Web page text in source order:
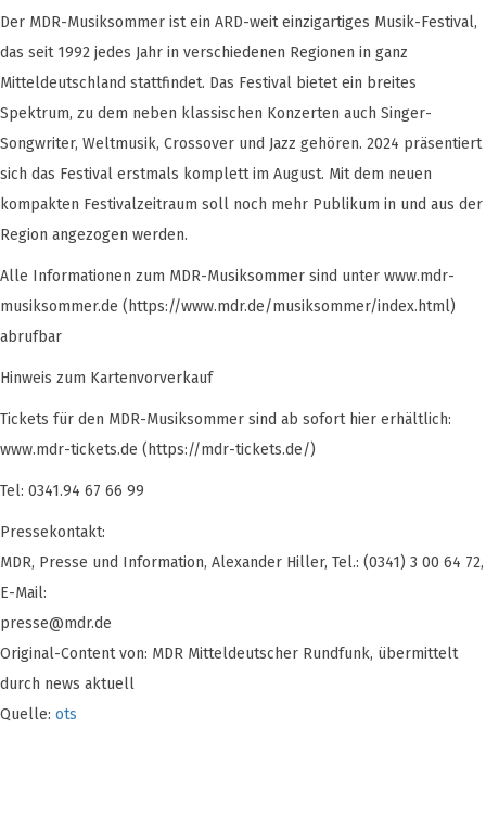
Der MDR-Musiksommer ist ein ARD-weit einzigartiges Musik-Festival,
das seit 1992 jedes Jahr in verschiedenen Regionen in ganz
Mitteldeutschland stattfindet. Das Festival bietet ein breites
Spektrum, zu dem neben klassischen Konzerten auch Singer-
Songwriter, Weltmusik, Crossover und Jazz gehören. 2024 präsentiert
sich das Festival erstmals komplett im August. Mit dem neuen
kompakten Festivalzeitraum soll noch mehr Publikum in und aus der
Region angezogen werden.
Alle Informationen zum MDR-Musiksommer sind unter www.mdr-
musiksommer.de (https://www.mdr.de/musiksommer/index.html)
abrufbar
Hinweis zum Kartenvorverkauf
Tickets für den MDR-Musiksommer sind ab sofort hier erhältlich:
www.mdr-tickets.de (https://mdr-tickets.de/)
Tel: 0341.94 67 66 99
Pressekontakt:
MDR, Presse und Information, Alexander Hiller, Tel.: (0341) 3 00 64 72,
E-Mail:
presse@mdr.de
Original-Content von: MDR Mitteldeutscher Rundfunk, übermittelt
durch news aktuell
Quelle: ots